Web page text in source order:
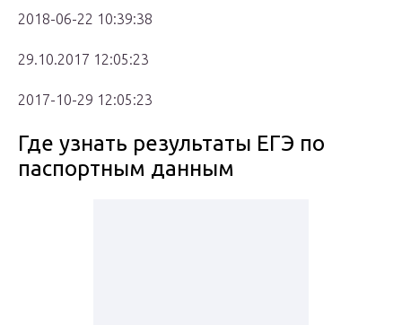
2018-06-22 10:39:38
29.10.2017 12:05:23
2017-10-29 12:05:23
Где узнать результаты ЕГЭ по
паспортным данным